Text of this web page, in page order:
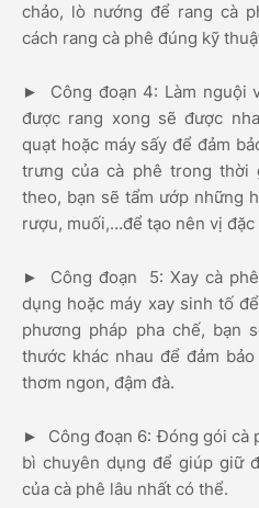
chảo, lò nướng để rang cà
cách rang cà phê đúng kỹ
► Công đoạn 4: Làm nguội
được rang xong sẽ được
quạt hoặc máy sấy để đảm
trưng của cà phê trong thời
theo, bạn sẽ tẩm ướp những
rượu, muối,…để tạo nên vị
► Công đoạn 5: Xay cà
dụng hoặc máy xay sinh tố
phương pháp pha chế, bạn
thước khác nhau để đảm
thơm ngon, đậm đà.
► Công đoạn 6: Đóng gói cà
bì chuyên dụng để giúp giữ
của cà phê lâu nhất có thể.